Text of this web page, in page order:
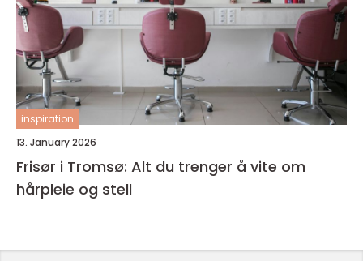
inspiration
13. January 2026
Frisør i Tromsø: Alt du trenger å vite om
hårpleie og stell